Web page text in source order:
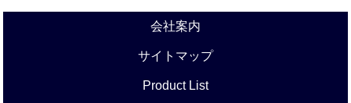
会社案内
サイトマップ
Product List